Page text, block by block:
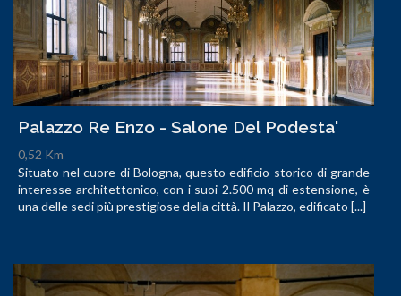
Palazzo Re Enzo - Salone Del Podesta'
0,52 Km
Situato nel cuore di Bologna, questo edificio storico di grande
interesse architettonico, con i suoi 2.500 mq di estensione, è
una delle sedi più prestigiose della città. Il Palazzo, edificato [...]